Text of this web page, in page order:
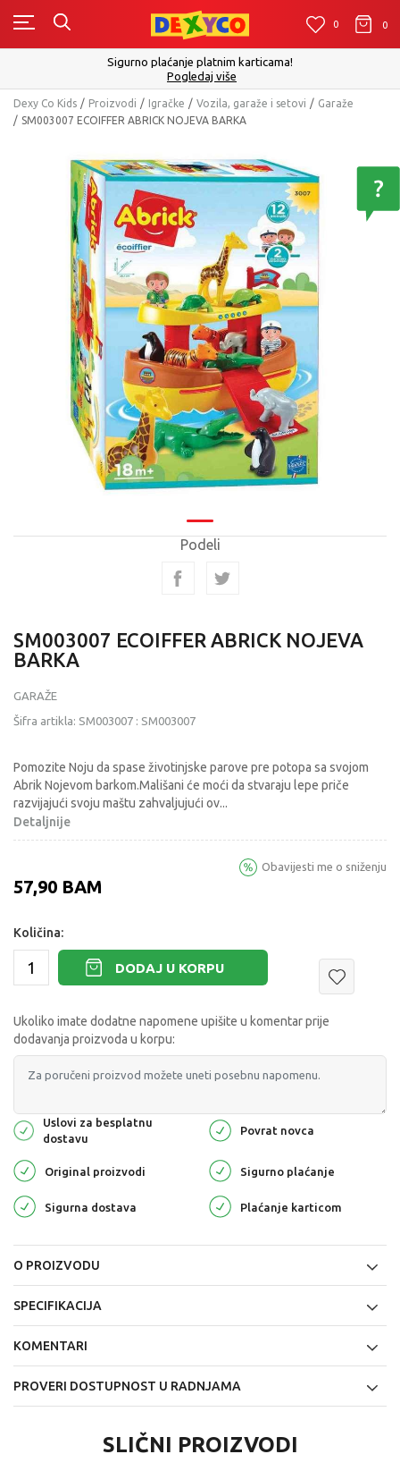
0 0
Sigurno plaćanje platnim karticama!
Pogledaj više
Dexy Co Kids Proizvodi Igračke Vozila, garaže i setovi
Garaže
SM003007 ECOIFFER ABRICK NOJEVA BARKA
Podeli
SM003007 ECOIFFER ABRICK NOJEVA
BARKA
GARAŽE
Šifra artikla: SM003007 : SM003007
Pomozite Noju da spase životinjske parove pre potopa sa svojom
Abrik Nojevom barkom.Mališani će moći da stvaraju lepe priče
razvijajući svoju maštu zahvaljujući ov...
Detaljnije
57,90 BAM
Obavijesti me o sniženju
Količina:
DODAJ U KORPU
Ukoliko imate dodatne napomene upišite u komentar prije
dodavanja proizvoda u korpu:
Uslovi za besplatnu
dostavu
Povrat novca
Original proizvodi Sigurno plaćanje
Sigurna dostava Plaćanje karticom
O PROIZVODU
SPECIFIKACIJA
KOMENTARI
PROVERI DOSTUPNOST U RADNJAMA
SLIČNI PROIZVODI